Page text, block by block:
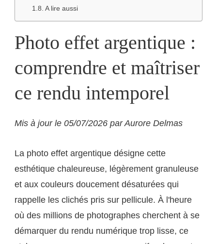
A lire aussi
Photo effet argentique :
comprendre et maîtriser
ce rendu intemporel
Mis à jour le 05/07/2026 par Aurore Delmas
La photo effet argentique désigne cette
esthétique chaleureuse, légèrement granuleuse
et aux couleurs doucement désaturées qui
rappelle les clichés pris sur pellicule. À l'heure
où des millions de photographes cherchent à se
démarquer du rendu numérique trop lisse, ce